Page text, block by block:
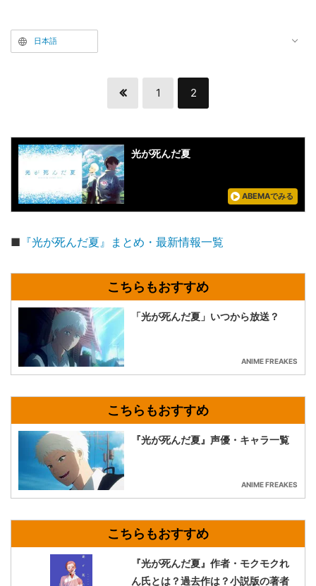
日本語
1 2
光が死んだ夏
ABEMAでみる
■ 『光が死んだ夏』まとめ・最新情報一覧
「光が死んだ夏」いつから放送？
ANIME FREAKES
『光が死んだ夏』声優・キャラ一覧
ANIME FREAKES
『光が死んだ夏』作者・モクモクれ
ん氏とは？過去作は？小説版の著者